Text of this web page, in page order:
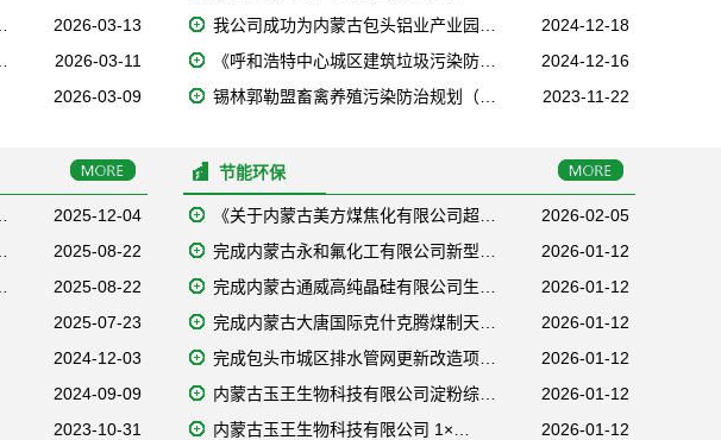
2026-03-13
2026-03-11
2026-03-09
2024-12-18
我公司成功为内蒙古包头铝业产业园…
2024-12-16
《呼和浩特中心城区建筑垃圾污染防…
2023-11-22
锡林郭勒盟畜禽养殖污染防治规划（…
2025-12-04
2025-08-22
2025-08-22
2025-07-23
2024-12-03
2024-09-09
2023-10-31
节能环保
2026-02-05
《关于内蒙古美方煤焦化有限公司超…
2026-01-12
完成内蒙古永和氟化工有限公司新型…
2026-01-12
完成内蒙古通威高纯晶硅有限公司生…
2026-01-12
完成内蒙古大唐国际克什克腾煤制天…
2026-01-12
完成包头市城区排水管网更新改造项…
2026-01-12
内蒙古玉王生物科技有限公司淀粉综…
2026-01-12
内蒙古玉王生物科技有限公司 1×…